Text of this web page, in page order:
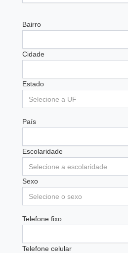
Bairro
Cidade
Estado
Selecione a UF
País
Escolaridade
Selecione a escolaridade
Sexo
Selecione o sexo
Telefone fixo
Telefone celular